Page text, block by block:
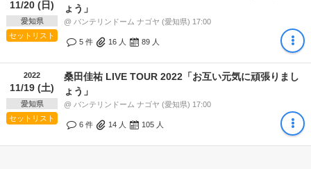
11/20 (日)
愛知県
セットリスト
ょう」
@ バンテリンドーム ナゴヤ (愛知県) 17:00
5 件 16 人 89 人
2022
11/19 (土)
愛知県
セットリスト
桑田佳祐 LIVE TOUR 2022「お互い元気に頑張りまし
ょう」
@ バンテリンドーム ナゴヤ (愛知県) 17:00
6 件 14 人 105 人